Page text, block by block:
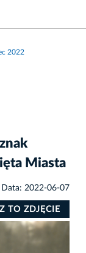
2022
Miasta
Data: 2022-06-07
TO ZDJĘCIE